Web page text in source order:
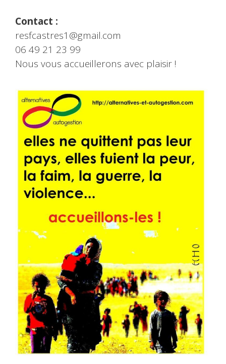
Contact :
resfcastres1@gmail.com
06 49 21 23 99
Nous vous accueillerons avec plaisir !